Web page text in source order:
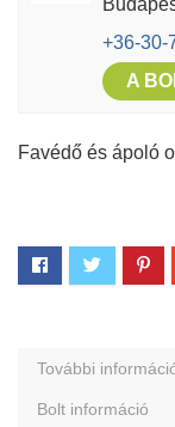
+36-30-
A
Favédő és ápoló
További
Bolt információ